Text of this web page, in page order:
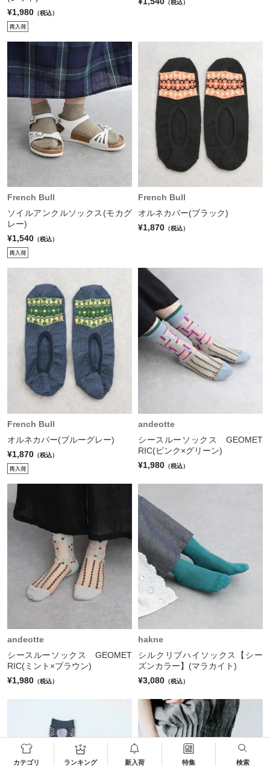
カテゴリ ランキング 新入荷 特集 検索
¥1,980 （税込）
（税込）
French Bull
ソイルアンクルソックス(モカグ
レー)
¥1,540 （税込）
French Bull
オルネカバー(ブラック)
¥1,870 （税込）
French Bull
オルネカバー(ブルーグレー)
¥1,870 （税込）
andeotte
シースルーソックス GEOMET
RIC(ピンク×グリーン)
¥1,980 （税込）
andeotte
シースルーソックス GEOMET
RIC(ミント×ブラウン)
¥1,980 （税込）
hakne
シルクリブハイソックス【シー
ズンカラー】(マラカイト)
¥3,080 （税込）